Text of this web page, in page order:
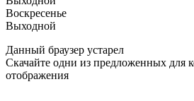
Воскресенье
Выходной
Данный браузер устарел
Скачайте одни из предложенных для
отображения